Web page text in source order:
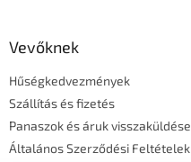
Vevőknek
Hűségkedvezmények
Szállítás és fizetés
Panaszok és áruk visszaküldése
Általános Szerződési Feltételek